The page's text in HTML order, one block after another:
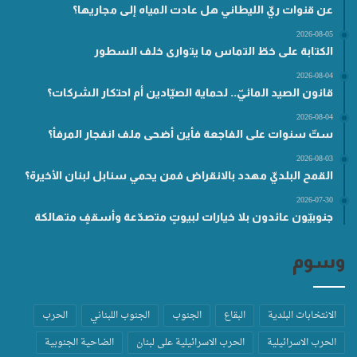
عن قنوات ريّ الليطاني هل عادت المياه إلى مجاريها؟
2026-08-05
الكتابة على خطّ التماس ما يتوارى خلف السطور
2026-08-04
قانون الصيد المائيّ.. لحماية الصيّادين أم احتكار الشركات؟
2026-08-04
ستّ سنوات على الفاجعة فأين أضحى ملف انفجار المرفأ؟
2026-08-03
القمح البلديّ مهدد بالانقراض فمن يحمي سنابل لبنان الأخيرة؟
2026-07-30
جنوبيّون عائدون بلا خيارات لبيوتٍ متصدّعة وأسقفٍ متهالكة
وسوم
الانتخابات البلدية البقاع الجنوب الجنوب اللبناني
الحرب
الحرب الاسرائيلية
الحرب الاسرائيلية على لبنان الضاحية الجنوبية